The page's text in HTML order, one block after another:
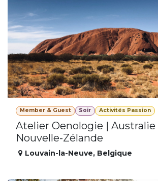
Member & Guest Soir Activités Passion
Atelier Oenologie | Australie
Nouvelle-Zélande
Louvain-la-Neuve, Belgique